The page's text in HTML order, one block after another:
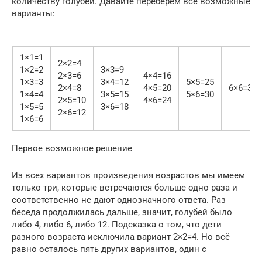
варианты:
1×1=1
1×2=2
1×3=3
1×4=4
1×5=5
1×6=6
2×2=4
2×3=6
2×4=8
2×5=10
2×6=12
3×3=9
3×4=12
3×5=15
3×6=18
4×4=16
4×5=20
4×6=24
5×5=25
5×6=30
6×6=36
Первое возможное решение
Из всех вариантов произведения возрастов мы имеем
только три, которые встречаются больше одно раза и
соответственно не дают однозначного ответа. Раз
беседа продолжилась дальше, значит, голубей было
либо 4, либо 6, либо 12. Подсказка о том, что дети
разного возраста исключила вариант 2×2=4. Но всё
равно осталось пять других вариантов, один с